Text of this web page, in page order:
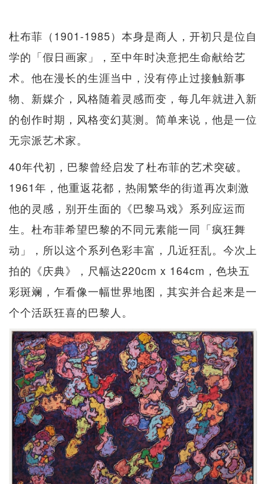
杜布菲（1901-1985）本身是商人，开初只是位自
学的「假日画家」，至中年时决意把生命献给艺
术。他在漫长的生涯当中，没有停止过接触新事
物、新媒介，风格随着灵感而变，每几年就进入新
的创作时期，风格变幻莫测。简单来说，他是一位
无宗派艺术家。
40年代初，巴黎曾经启发了杜布菲的艺术突破。
1961年，他重返花都，热闹繁华的街道再次刺激
他的灵感，别开生面的《巴黎马戏》系列应运而
生。杜布菲希望巴黎的不同元素能一同「疯狂舞
动」，所以这个系列色彩丰富，几近狂乱。今次上
拍的《庆典》，尺幅达220cm x 164cm，色块五
彩斑斓，乍看像一幅世界地图，其实并合起来是一
个个活跃狂喜的巴黎人。